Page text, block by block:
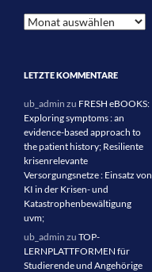
Archiv
LETZTE KOMMENTARE
ub_admin zu FRESH eBOOKS:
Exploring symptoms : an
evidence-based approach to
the patient history; Resiliente
krisenrelevante
Versorgungsnetze : Einsatz von
KI in der Krisen- und
Katastrophenbewältigung
uvm;
ub_admin zu TOP-
LERNPLATTFORMEN für
Studierende und Angehörige